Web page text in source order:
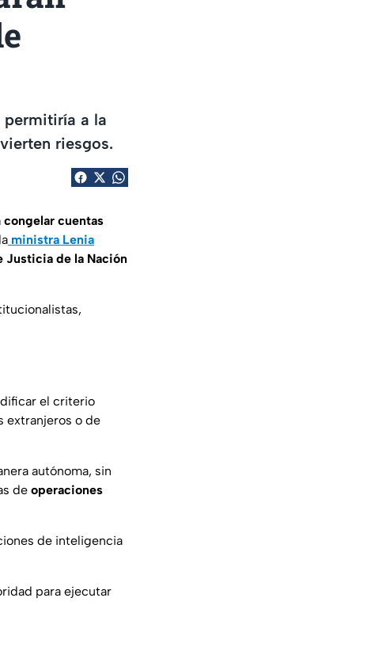
permitiría a la
riesgos.
congelar cuentas
ministra Lenia
Justicia de la Nación
el criterio
extranjeros o de
autónoma, sin
de operaciones
de inteligencia
para ejecutar